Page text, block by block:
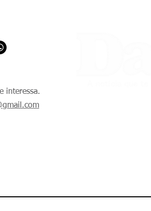
interessa.